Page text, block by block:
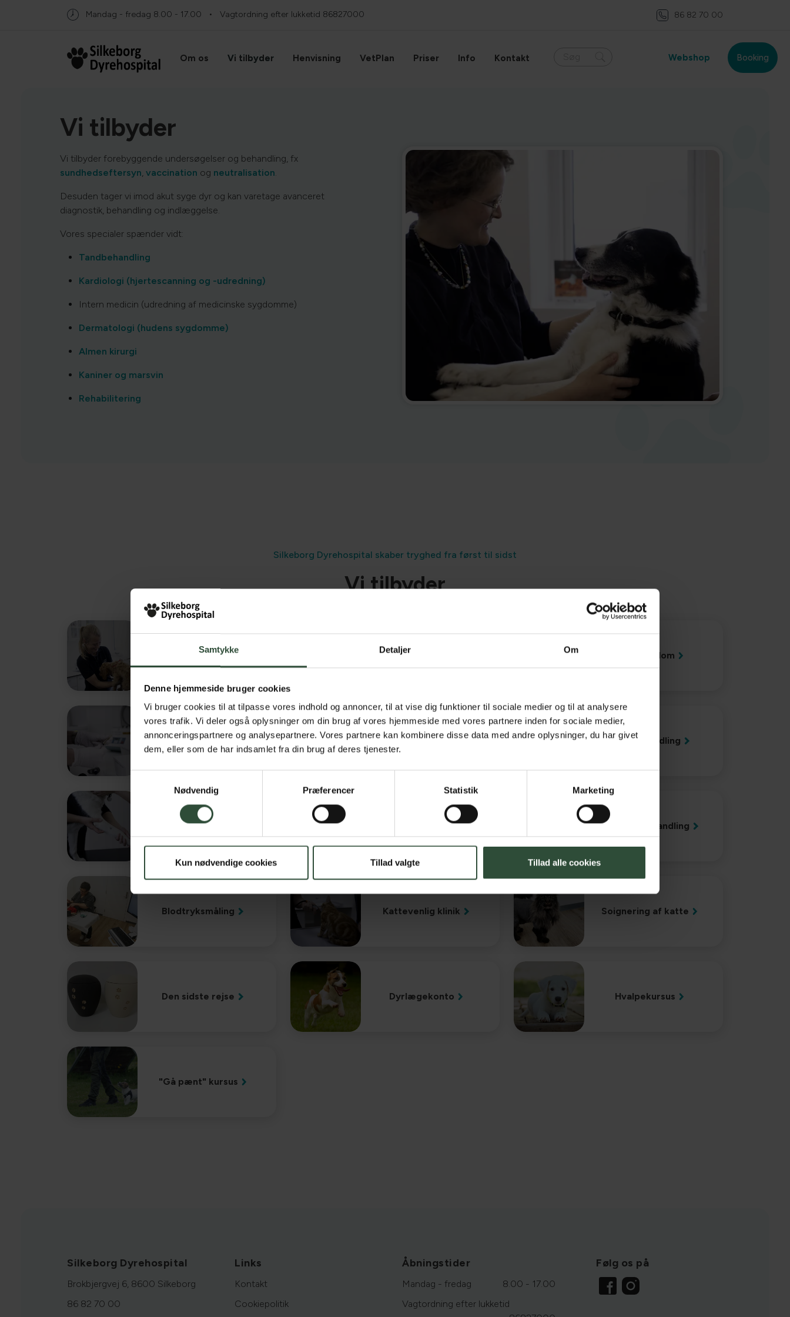
Samtykke Detaljer Om
Denne hjemmeside bruger cookies
Vi bruger cookies til at tilpasse vores indhold og annoncer, til at vise dig funktioner til sociale medier og til at analysere
vores trafik. Vi deler også oplysninger om din brug af vores hjemmeside med vores partnere inden for sociale medier,
annonceringspartnere og analysepartnere. Vores partnere kan kombinere disse data med andre oplysninger, du har givet
dem, eller som de har indsamlet fra din brug af deres tjenester.
Nødvendig
Præferencer Statistik Marketing
Kun nødvendige cookies Tillad valgte Tillad alle cookies
Mandag - fredag 8.00 - 17.00 Vagtordning efter lukketid 86827000 86 82 70 00
Om os Vi tilbyder Henvisning VetPlan Priser Info Kontakt Webshop Booking
Vi tilbyder
Vi tilbyder forebyggende undersøgelser og behandling, fx
sundhedseftersyn vaccination og neutralisation
Desuden tager vi imod akut syge dyr og kan varetage avanceret
diagnostik, behandling og indlæggelse.
Vores specialer spænder vidt:
Tandbehandling
Kardiologi (hjertescanning og -udredning)
Intern medicin (udredning af medicinske sygdomme)
Dermatologi (hudens sygdomme)
Almen kirurgi
Kaniner og marsvin
Rehabilitering
Silkeborg Dyrehospital skaber tryghed fra først til sidst
Vi tilbyder
Sundhedsundersøgelse Vaccination Akut sygdom
Udredning af sygdom Operation Tandbehandling
Rehabilitering Kanin og marsvin Adfærdsbehandling
Blodtryksmåling Kattevenlig klinik Soignering af katte
Den sidste rejse Dyrlægekonto Hvalpekursus
"Gå pænt" kursus
Silkeborg Dyrehospital
Brokbjergvej 6, 8600 Silkeborg
86 82 70 00
Links
Kontakt
Cookiepolitik
Åbningstider
Mandag - fredag
8.00 - 17.00
Vagtordning efter lukketid
Følg os på